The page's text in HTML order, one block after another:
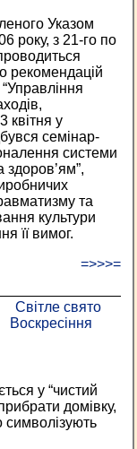
Указом
року, з 21-го по
рекомендацій
квітня у
семінар-
системи
та
культури
її вимог.
=>>>=
у “чистий
домівку,